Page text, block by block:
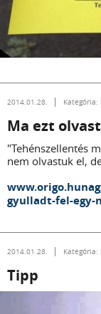
2014.01.28. Kategória:
Ma ezt
"Tehénszellentés
nem olvastuk el,
gyulladt-fel-egy-
2014.01.28. Kategória:
Tipp